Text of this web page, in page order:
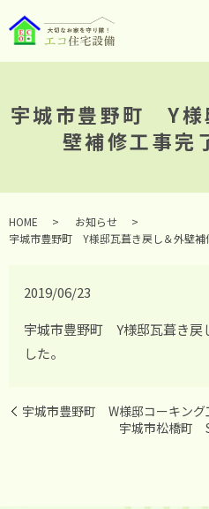
宇城市豊野町 Y様
壁補修工事完
HOME
お知らせ
宇城市豊野町 Y様邸瓦葺き戻し＆外壁補
2019/06/23
宇城市豊野町 Y様邸瓦葺き戻
した。
宇城市豊野町 W様邸コーキング
宇城市松橋町